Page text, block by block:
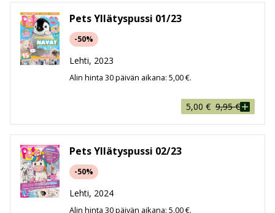
myös jokin villieläin joko kaukaa maailmalta tai
lähempää Pohjolasta. Petsin sivuilta löytyy
säännöllisesti hauskoja eläinaiheisia vinkkejä, uutisia ja
tehtäviä.
Pets Yllätyspussi 01/23
-50%
Lehti, 2023
Alin hinta 30 päivän aikana: 5,00€.
9,95€
Alkuperäinen
hinta
oli:
9,95 €.
5,00 €
Nykyinen
hinta
on:
5,00 €.
Pets Yllätyspussi 02/23
-50%
Lehti, 2024
Alin hinta 30 päivän aikana: 5,00€.